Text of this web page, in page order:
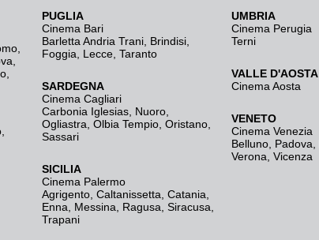
PUGLIA
Cinema Bari
Barletta Andria Trani Brindisi
Foggia
Lecce Taranto
SARDEGNA
Cinema Cagliari
Carbonia Iglesias Nuoro
Ogliastra Olbia Tempio Oristano
Sassari
SICILIA
Cinema Palermo
Agrigento Caltanissetta Catania
Enna
Messina Ragusa Siracusa
Trapani
UMBRIA
Cinema Perugia
Terni
VALLE D'AOSTA
Cinema Aosta
VENETO
Cinema Venezia
Belluno Padova
Verona Vicenza